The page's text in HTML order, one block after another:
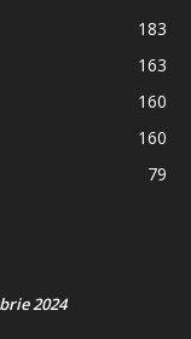
183
163
160
160
79
2024